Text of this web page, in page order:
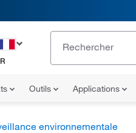
Outils Applications
environnementale